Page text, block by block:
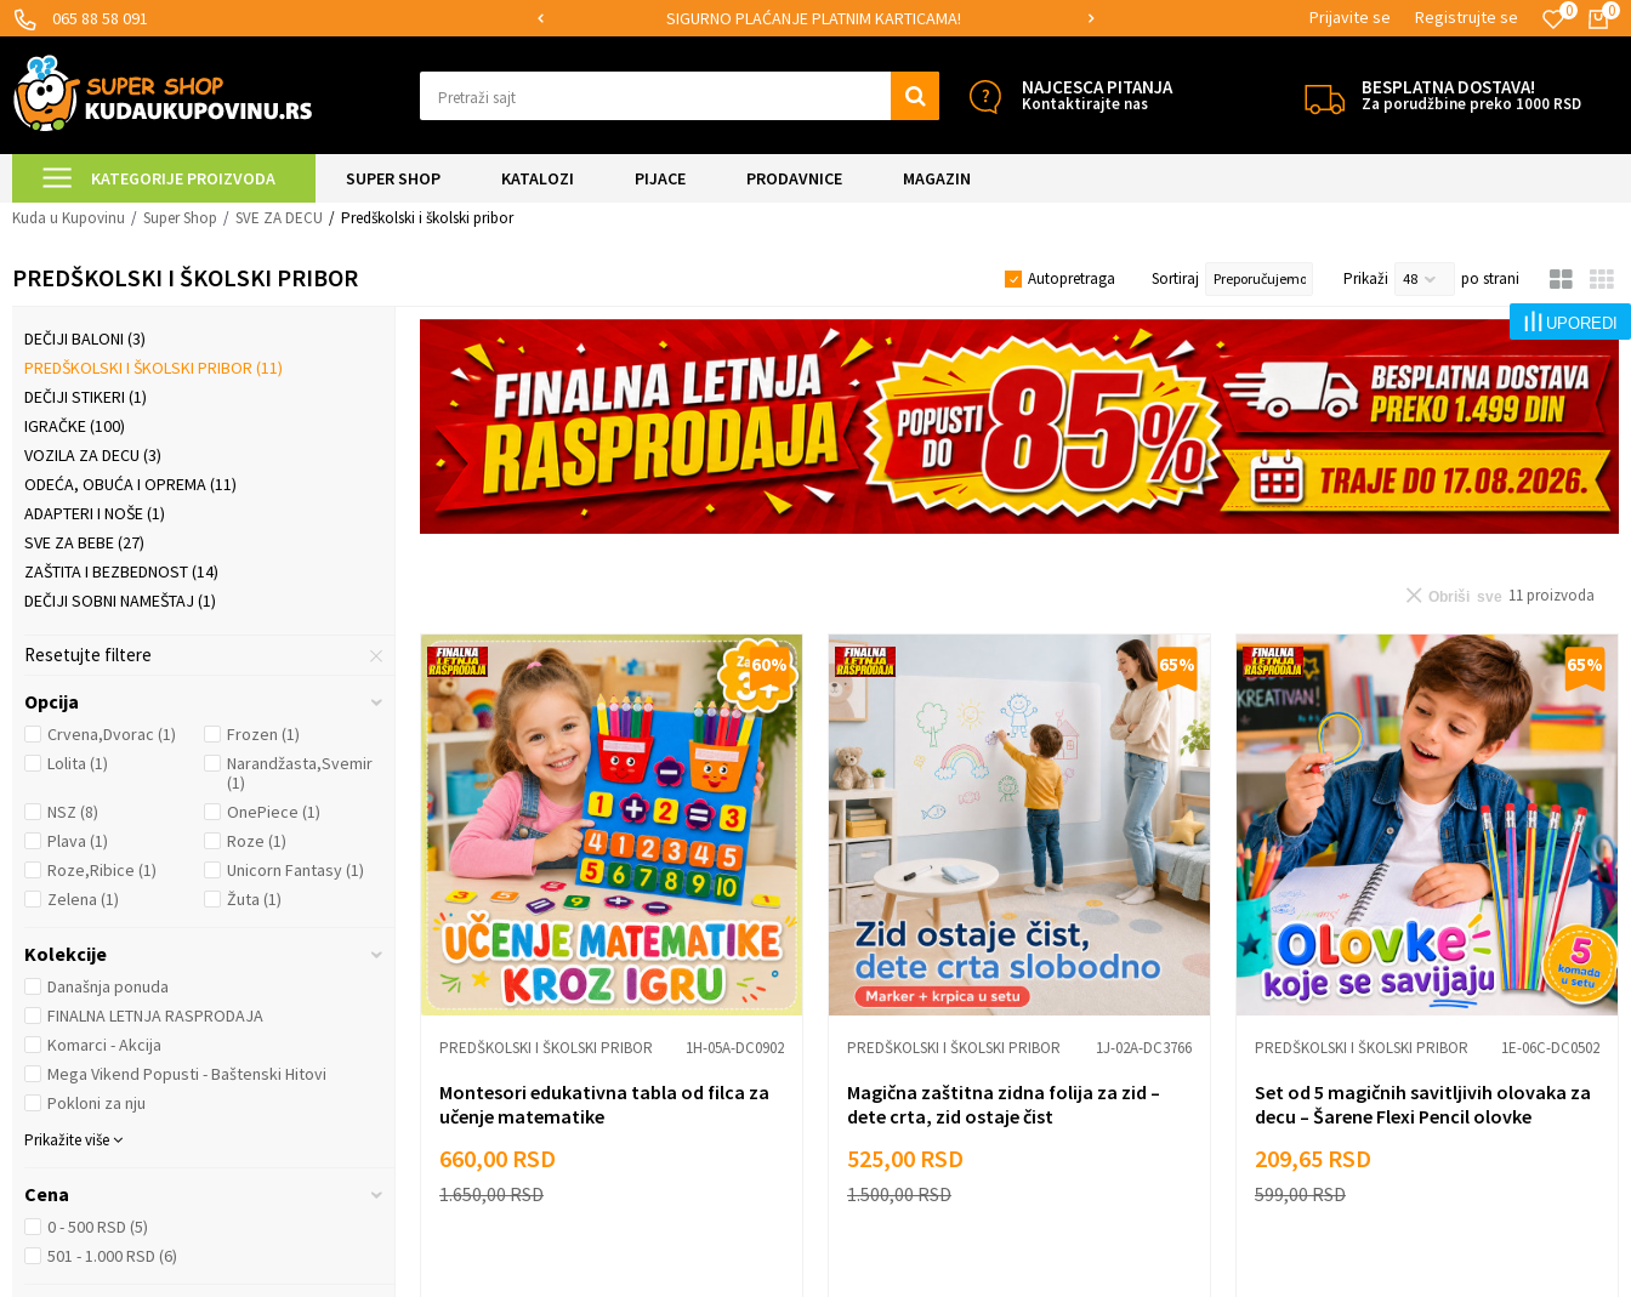
065 88 58 091
ISPORUKE ZA 24H! SIGURNO PLAĆANJE PLATNIM KARTICAMA! MOGUĆNOST BESPLATNE ISPORUKE! MOGUĆNOST 0
0
Prijavite se Registrujte se
Pretraži sajt NAJCESCA PITANJA
Kontaktirajte nas
BESPLATNA DOSTAVA!
Za porudžbine preko 1000 RSD
KATEGORIJE PROIZVODA SUPER SHOP KATALOZI PIJACE PRODAVNICE MAGAZIN
UPOREDI
Kuda u Kupovinu Super Shop SVE ZA DECU Predškolski i školski pribor
PREDŠKOLSKI I ŠKOLSKI PRIBOR Autopretraga Sortiraj Prikaži po strani
DEČIJI BALONI (3)
PREDŠKOLSKI I ŠKOLSKI PRIBOR (11)
DEČIJI STIKERI (1)
IGRAČKE(100)
VOZILA ZA DECU (3)
ODEĆA, OBUĆA I OPREMA(11)
ADAPTERI I NOŠE(1)
SVE ZA BEBE(27)
ZAŠTITA I BEZBEDNOST(14)
DEČIJI SOBNI NAMEŠTAJ (1)
Resetujte filtere
Opcija
Crvena,Dvorac (1) Frozen (1)
Lolita (1)
Narandžasta,Svemir
(1)
NSZ (8) OnePiece (1)
Plava (1) Roze (1)
Roze,Ribice (1) Unicorn Fantasy (1)
Zelena (1) Žuta (1)
Kolekcije
Današnja ponuda
FINALNA LETNJA RASPRODAJA
Komarci - Akcija
Mega Vikend Popusti - Baštenski Hitovi
Pokloni za nju
Prikažite više
Cena
0 - 500 RSD (5)
501 - 1.000 RSD (6)
11 proizvoda
Obriši sve
60%
PREDŠKOLSKI I ŠKOLSKI PRIBOR 1H-05A-DC0902
Montesori edukativna tabla od filca za
učenje matematike
660,00 RSD
1.650,00RSD
65%
PREDŠKOLSKI I ŠKOLSKI PRIBOR 1J-02A-DC3766
Magična zaštitna zidna folija za zid –
dete crta, zid ostaje čist
525,00 RSD
1.500,00RSD
65%
PREDŠKOLSKI I ŠKOLSKI PRIBOR 1E-06C-DC0502
Set od 5 magičnih savitljivih olovaka za
decu – Šarene Flexi Pencil olovke
209,65 RSD
599,00RSD